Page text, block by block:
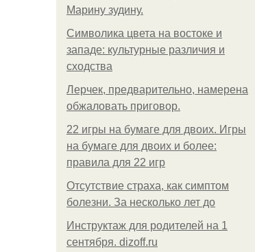
Марину зудину.
Символика цвета на востоке и
западе: культурные различия и
сходства
Лерчек, предварительно, намерена
обжаловать приговор.
22 игры на бумаге для двоих. Игры
на бумаге для двоих и более:
правила для 22 игр
Отсутствие страха, как симптом
болезни. За несколько лет до
Инструктаж для родителей на 1
сентября. dizoff.ru